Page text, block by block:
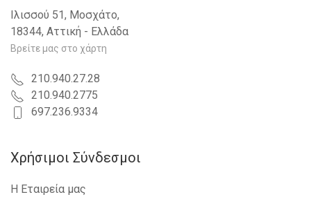
Ιλισσού 51, Μοσχάτο,
18344, Αττική - Ελλάδα
Βρείτε μας στο χάρτη
210.940.27.28
210.940.2775
697.236.9334
Χρήσιμοι Σύνδεσμοι
Η Εταιρεία μας